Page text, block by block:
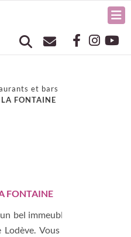
et bars
LA FONTAINE
FONTAINE
bel immeuble
Vous y